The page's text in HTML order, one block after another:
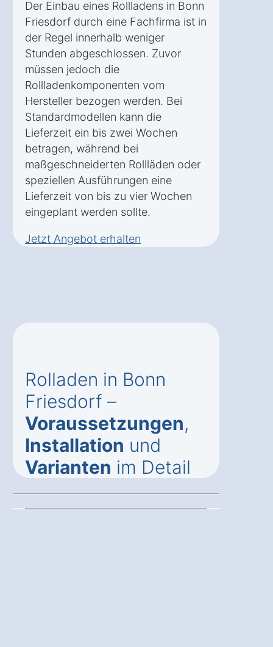
Der Einbau eines Rollladens in Bonn
Friesdorf durch eine Fachfirma ist in
der Regel innerhalb weniger
Stunden abgeschlossen. Zuvor
müssen jedoch die
Rollladenkomponenten vom
Hersteller bezogen werden. Bei
Standardmodellen kann die
Lieferzeit ein bis zwei Wochen
betragen, während bei
maßgeschneiderten Rollläden oder
speziellen Ausführungen eine
Lieferzeit von bis zu vier Wochen
eingeplant werden sollte.
Jetzt Angebot erhalten
Rolladen in Bonn
Friesdorf –
Voraussetzungen,
Installation und
Varianten im Detail